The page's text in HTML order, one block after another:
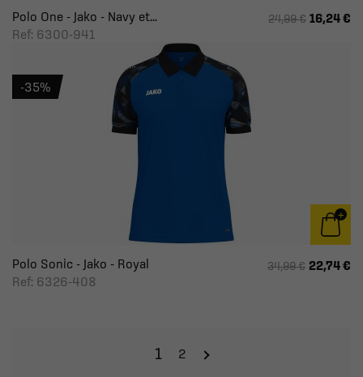
Polo One - Jako - Navy et...
Ref: 6300-941
24,99 € 16,24 €
Polo Sonic - Jako - Royal
Ref: 6326-408
34,99 € 22,74 €
-35%
1 2